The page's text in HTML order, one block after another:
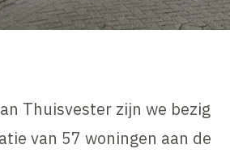
Thuisvester zijn we bezig
van 57 woningen aan de